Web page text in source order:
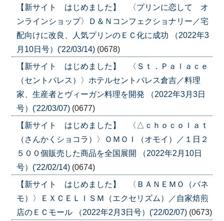
【新サイト はじめました】 〈プリンに恋して オ
ンラインショップ〉Ｄ＆Ｎコンフェクショナリー／宅
配向けに改良、人気プリンのＥＣ化に成功 （2022年3
月10日号）('22/03/14) (0678)
【新サイト はじめました】 〈Ｓｔ．Ｐａｌａｃｅ
（セントパレス）〉ホテルセントパレス倉吉／料理
家、生産者とヴィーガン料理を開発 （2022年3月3日
号）('22/03/07) (0677)
【新サイト はじめました】 〈△ｃｈｏｃｏｌａｔ
（さんかくショコラ）〉ＯＭＯＩ（オモイ）／１日２
５００個販売した商品を全国展開 （2022年2月10日
号）('22/02/14) (0674)
【新サイト はじめました】 〈ＢＡＮＥＭＯ（バネ
モ）〉ＥＸＣＥＬＩＳＭ（エクセリズム）／自家焙煎
店のＥＣモール （2022年2月3日号）('22/02/07) (0673)